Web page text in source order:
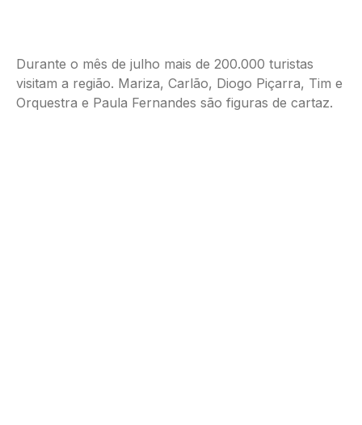
Durante o mês de julho mais de 200.000 turistas
visitam a região. Mariza, Carlão, Diogo Piçarra, Tim e
Orquestra e Paula Fernandes são figuras de cartaz.